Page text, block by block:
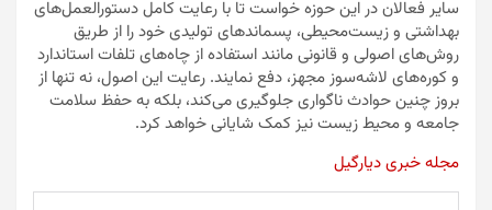
سایر فعالان در این حوزه خواست تا با رعایت کامل دستورالعمل‌های
بهداشتی و زیست‌محیطی، پسماندهای تولیدی خود را از طریق
روش‌های اصولی و قانونی مانند استفاده از چاه‌های تلفات استاندارد
و کوره‌های لاشه‌سوز مجهز، دفع نمایند. رعایت این اصول، نه تنها از
بروز چنین حوادث ناگواری جلوگیری می‌کند، بلکه به حفظ سلامت
جامعه و محیط زیست نیز کمک شایانی خواهد کرد.
مجله خبری دیارگیل